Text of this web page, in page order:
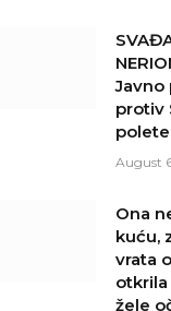
Javno
protiv
August
Ona
kuću,
vrata
otkrila
žele